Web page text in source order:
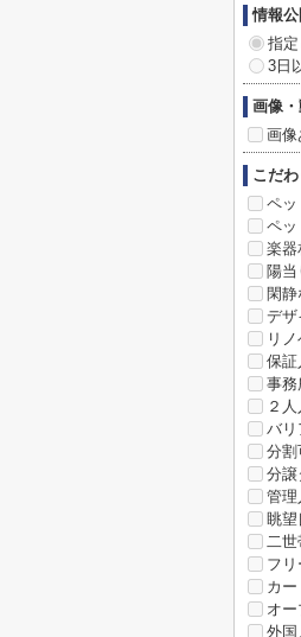
情報公
指
3日
画像
画像
こだ
ペッ
ペッ
楽器
陽
閑
デザ
リ
保証
事務
２
バリ
分割
分譲
管理
眺
二世
フリ
カー
オ
外国